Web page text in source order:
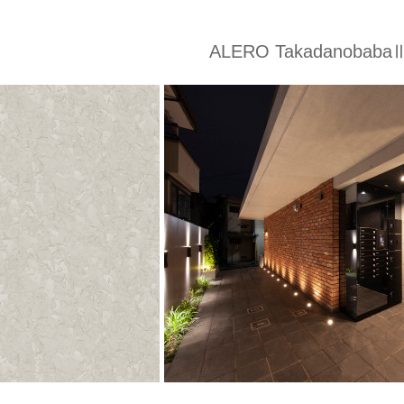
ALERO